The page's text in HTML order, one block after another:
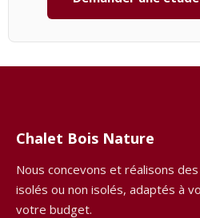
Chalet Bois Nature
Nous concevons et réalisons
isolés ou non isolés, adaptés à
votre budget.